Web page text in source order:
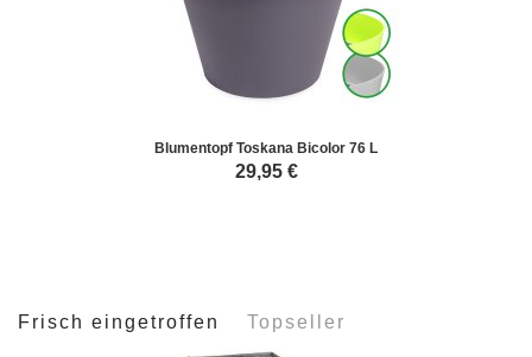
Blumentopf Toskana Bicolor 76 L
29,95€
Frisch eingetroffen Topseller